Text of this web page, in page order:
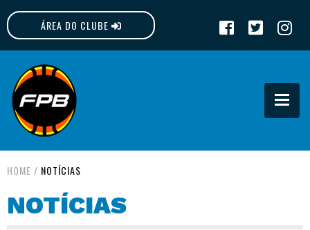
ÁREA DO CLUBE
FPB
HOME / NOTÍCIAS
NOTÍCIAS